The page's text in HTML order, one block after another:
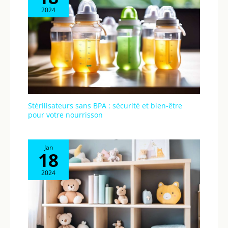
2024
Stérilisateurs sans BPA : sécurité et bien-être
pour votre nourrisson
Jan
18
2024